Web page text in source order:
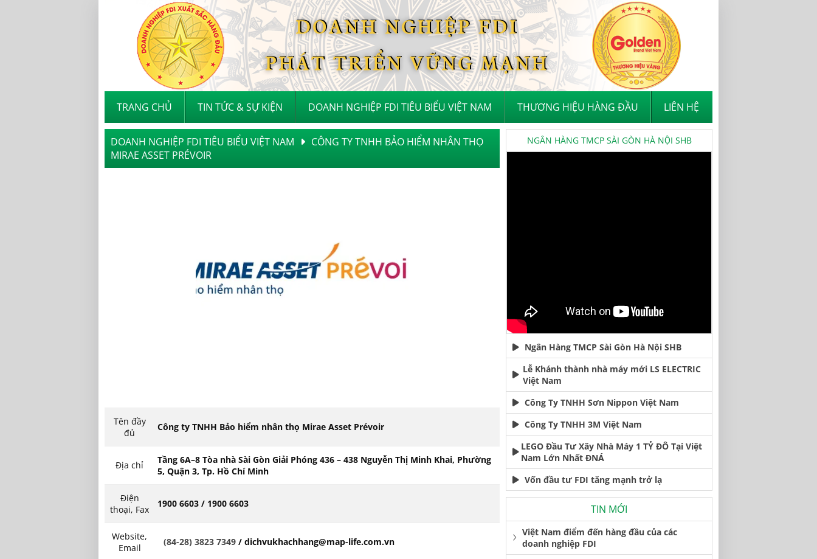
TRANG CHỦ TIN TỨC & SỰ KIỆN DOANH NGHIỆP FDI TIÊU BIỂU VIỆT NAM THƯƠNG HIỆU HÀNG ĐẦU LIÊN HỆ
DOANH NGHIỆP FDI TIÊU BIỂU VIỆT NAM
CÔNG TY TNHH BẢO HIỂM NHÂN THỌ
MIRAE ASSET PRÉVOIR
Tên đầy
đủ
Công ty TNHH Bảo hiểm nhân thọ Mirae Asset Prévoir
Địa chỉ
Tầng 6A–8 Tòa nhà Sài Gòn Giải Phóng 436 – 438 Nguyễn Thị Minh Khai, Phường
5, Quận 3, Tp. Hồ Chí Minh
Điện
thoại, Fax
1900 6603 / 1900 6603
Website,
Email
(84-28) 3823 7349 / dichvukhachhang@map-life.com.vn
NGÂN HÀNG TMCP SÀI GÒN HÀ NỘI SHB
Ngân Hàng TMCP Sài Gòn Hà Nội SHB
Lễ Khánh thành nhà máy mới LS ELECTRIC
Việt Nam
Công Ty TNHH Sơn Nippon Việt Nam
Công Ty TNHH 3M Việt Nam
LEGO Đầu Tư Xây Nhà Máy 1 TỶ ĐÔ Tại Việt
Nam Lớn Nhất ĐNÁ
Vốn đầu tư FDI tăng mạnh trở lạ
TIN MỚI
Việt Nam điểm đến hàng đầu của các
doanh nghiệp FDI